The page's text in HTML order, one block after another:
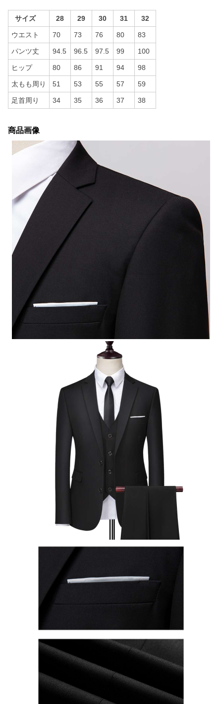
サイズ 28 29 30 31 32
ウエスト 70 73 76 80 83
パンツ丈 94.5 96.5 97.5 99 100
ヒップ 80 86 91 94 98
太もも周り 51 53 55 57 59
足首周り 34 35 36 37 38
商品画像